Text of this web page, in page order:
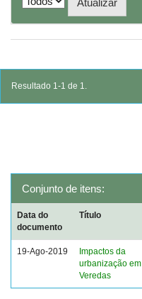
Resultado 1-1 de 1.
Conjunto de itens:
Data do
documento
Título
19-Ago-2019
Impactos da
urbanização em
Veredas